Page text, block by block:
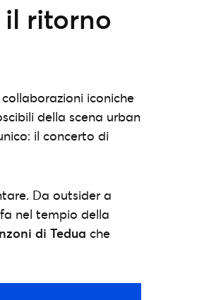
il ritorno
iconiche
della scena urban
il concerto di
Da outsider a
nel tempio della
di Tedua che